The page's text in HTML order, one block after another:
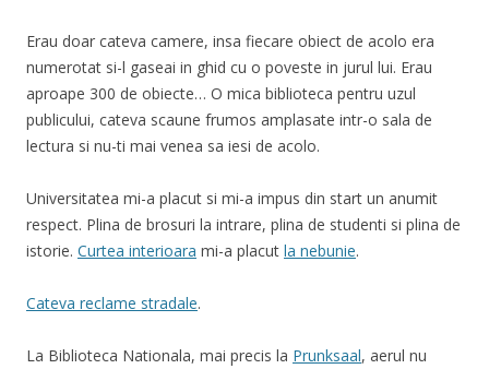
Erau doar cateva camere, insa fiecare obiect de acolo era
numerotat si-l gaseai in ghid cu o poveste in jurul lui. Erau
aproape 300 de obiecte… O mica biblioteca pentru uzul
publicului, cateva scaune frumos amplasate intr-o sala de
lectura si nu-ti mai venea sa iesi de acolo.
Universitatea mi-a placut si mi-a impus din start un anumit
respect. Plina de brosuri la intrare, plina de studenti si plina de
istorie. Curtea interioara mi-a placut la nebunie.
Cateva reclame stradale.
La Biblioteca Nationala, mai precis la Prunksaal, aerul nu